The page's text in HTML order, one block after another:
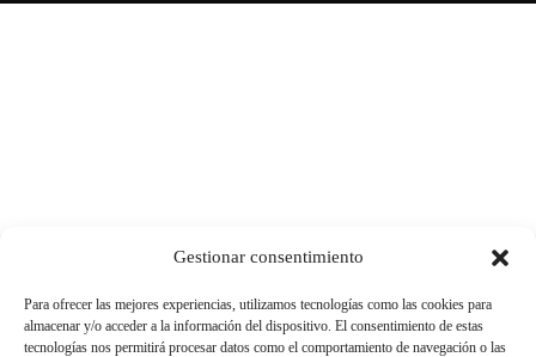
Gestionar consentimiento
Para ofrecer las mejores experiencias, utilizamos tecnologías como las cookies para
almacenar y/o acceder a la información del dispositivo. El consentimiento de estas
tecnologías nos permitirá procesar datos como el comportamiento de navegación o las